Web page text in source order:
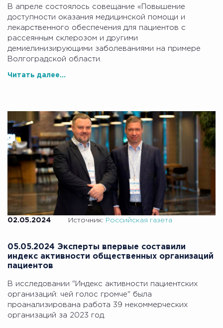
В апреле состоялось совещание «Повышение
доступности оказания медицинской помощи и
лекарственного обеспечения для пациентов с
рассеянным склерозом и другими
демиелинизирующими заболеваниями на примере
Волгоградской области.
Читать далее...
02.05.2024 Источник: Российская газета
05.05.2024 Эксперты впервые составили
индекс активности общественных организаций
пациентов
В исследовании "Индекс активности пациентских
организаций: чей голос громче" была
проанализирована работа 39 некоммерческих
организаций за 2023 год.